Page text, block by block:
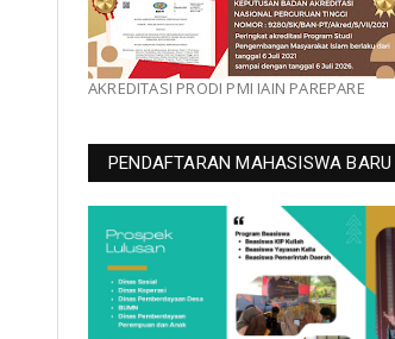
AKREDITASI PRODI PMI IAIN PAREPARE
PENDAFTARAN MAHASISWA